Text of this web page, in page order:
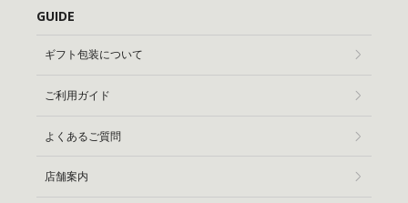
GUIDE
ギフト包装について
ご利用ガイド
よくあるご質問
店舗案内